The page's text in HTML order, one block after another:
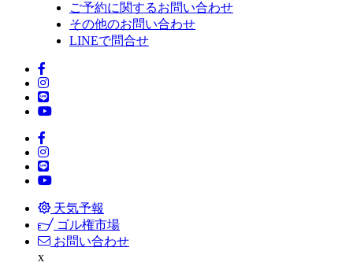
ご予約に関するお問い合わせ
その他のお問い合わせ
LINEで問合せ
天気予報
ゴル権市場
お問い合わせ
x